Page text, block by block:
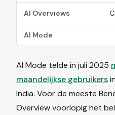
AI Overviews
AI Mode
AI Mode telde in juli 2025
maandelijkse gebruikers
India. Voor de meeste
Overview voorlopig het